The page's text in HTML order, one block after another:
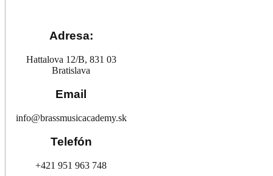
Adresa:
Hattalova 12/B, 831 03
Bratislava
Email
info@brassmusicacademy.sk
Telefón
+421 951 963 748